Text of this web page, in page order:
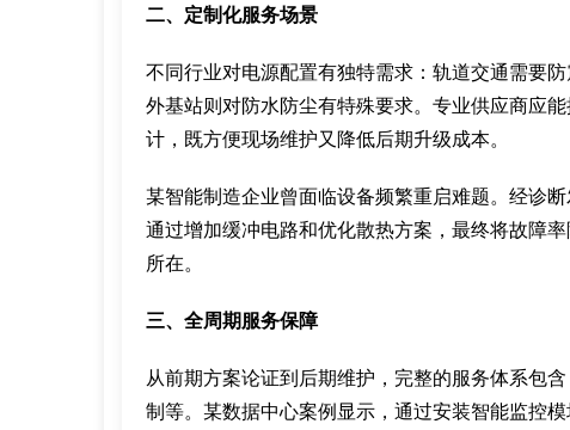
二、定制化服务场景
不同行业对电源配置有独特需求：轨道交通需要
外基站则对防水防尘有特殊要求。专业供应商应
计，既方便现场维护又降低后期升级成本。
某智能制造企业曾面临设备频繁重启难题。经诊
通过增加缓冲电路和优化散热方案，最终将故障
所在。
三、全周期服务保障
从前期方案论证到后期维护，完整的服务体系包
制等。某数据中心案例显示，通过安装智能监控